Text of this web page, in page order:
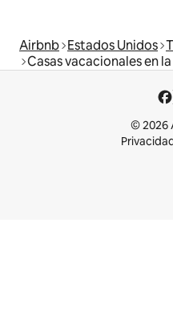
Airbnb Estados Unidos
Casas vacacionales en
© 2026